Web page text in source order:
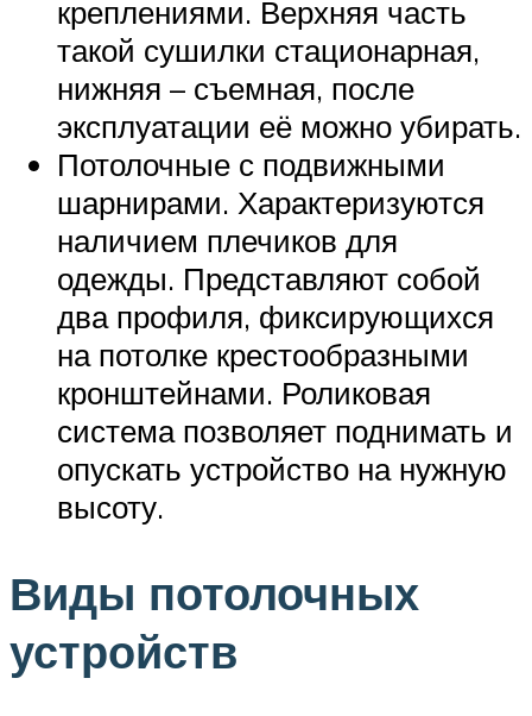
креплениями. Верхняя часть
такой сушилки стационарная,
нижняя – съемная, после
эксплуатации её можно убирать.
Потолочные с подвижными
шарнирами. Характеризуются
наличием плечиков для
одежды. Представляют собой
два профиля, фиксирующихся
на потолке крестообразными
кронштейнами. Роликовая
система позволяет поднимать и
опускать устройство на нужную
высоту.
Виды потолочных
устройств